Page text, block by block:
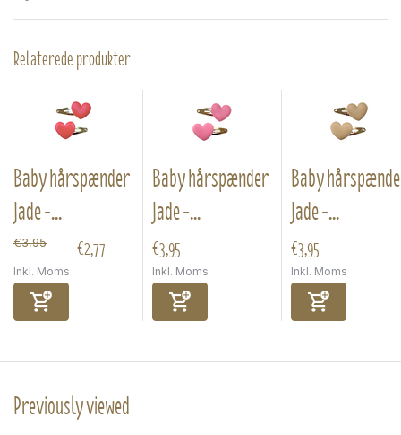
Relaterede produkter
Baby hårspænder
Jade -...
€3,95 €2,77
Inkl. Moms
Baby hårspænder
Jade -...
€3,95
Inkl. Moms
Baby
Jade -...
€3,95
Inkl. Moms
Previously viewed